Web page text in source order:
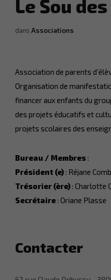
Le Sou
dans Associations
Association de parents
Organisation de
financer aux enfants du
des projets éducatifs et
projets scolaires des
Bureau / Membres :
Président (e) : Réjane
Trésorier (ère) : Charlotte
Secrétaire : Oriane Plasse
Contacter